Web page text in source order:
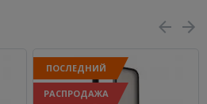
ПОСЛЕДНИЙ
РАСПРОДАЖА